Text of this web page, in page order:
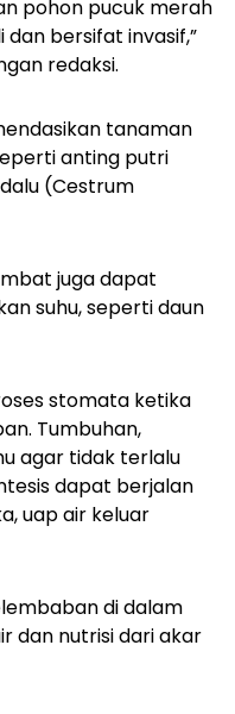
pohon pucuk merah
bersifat invasif,”
redaksi.
tanaman
anting putri
(Cestrum
juga dapat
suhu, seperti daun
stomata ketika
Tumbuhan,
agar tidak terlalu
dapat berjalan
uap air keluar
di dalam
dan nutrisi dari akar